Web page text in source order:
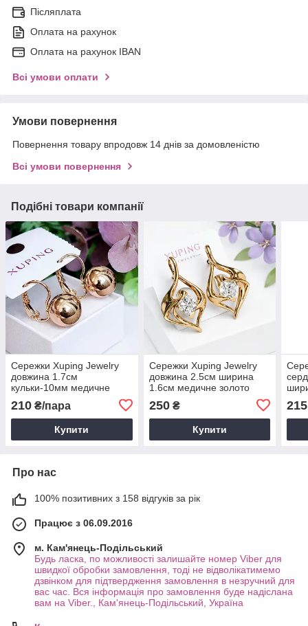
Післяплата
Оплата на рахунок
Оплата на рахунок IBAN
Всі умови оплати
Умови повернення
Повернення товару впродовж 14 днів за домовленістю
Всі умови повернення
Подібні товари компанії
Сережки Xuping Jewelry
довжина 1.7см
кульки-10мм медичне
золото позолота 18К с994
210 ₴/пара
Купити
Сережки Xuping Jewelry
довжина 2.5см ширина
1.6см медичне золото
250₴
Купити
215
Про нас
100% позитивних з 158 відгуків за рік
Працює з 06.09.2016
м. Кам'янець-Подільський
Будь ласка, по можливості залишайте номер Viber для
швидкої обробки замовлення, тоді не відволікатимемо
дзвінком для підтвердження замовлення в незручний для
вас час. Вся інформація про замовлення буде надіслана
вам на Viber., Кам'янець-Подільський, Україна